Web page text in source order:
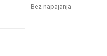
Bez napajanja